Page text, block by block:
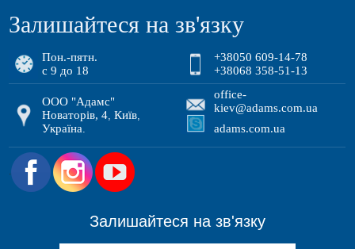
Залишайтеся на зв'язку
Пон.-пятн.
с 9 до 18
+38050 609-14-78
+38068 358-51-13
ООО "Адамс"
Новаторів, 4 ,Київ
Україна
office-
kiev@adams.com.ua
adams.com.ua
.
Залишайтеся на зв'язку